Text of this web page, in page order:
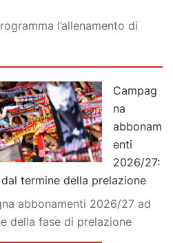
l’allenamento di
Campag
na
abbonam
enti
2026/27:
termine della prelazione
abbonamenti 2026/27 ad
della fase di prelazione